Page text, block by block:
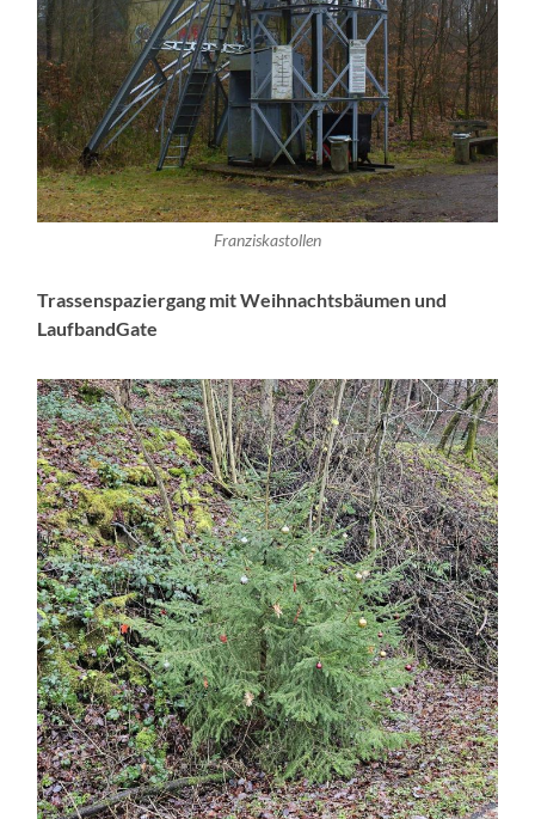
Franziskastollen
Trassenspaziergang mit Weihnachtsbäumen und
LaufbandGate